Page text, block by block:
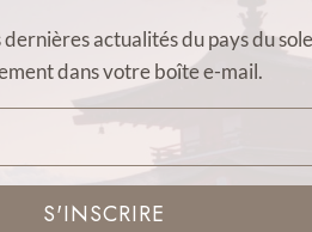
dernières actualités du pays du
dans votre boîte e-mail.
S'INSCRIRE